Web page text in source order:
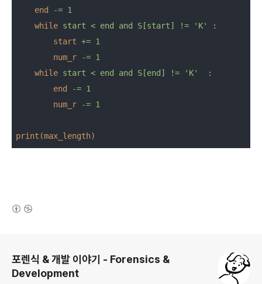
end
-= 1
while start < end and S[start] != 'K' :
start += 1
num_r
-= 1
while start < end and S[end] != 'K'  :
end
-= 1
num_r
-= 1
print(max_length)
포렌식 & 개발 이야기 - Forensics &
Development